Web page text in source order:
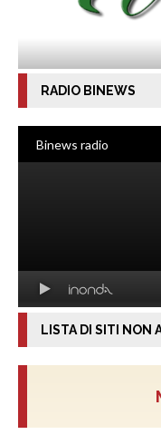
RADIO BINEWS
LISTA DI SITI NON